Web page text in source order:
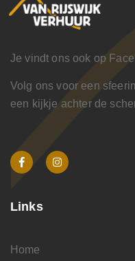
Je vindt ons ook op
Volg ons voor een
een kijkje achter de
Links
Home